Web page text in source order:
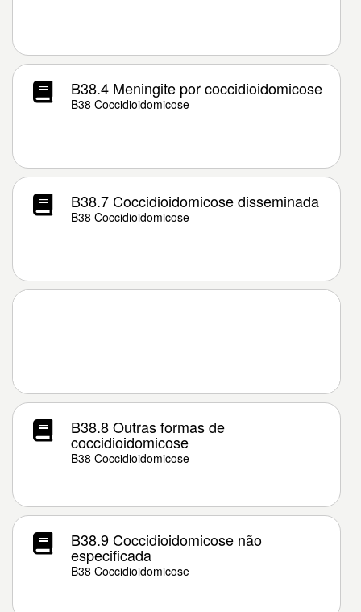
B38.4 Meningite por coccidioidomicose
B38 Coccidioidomicose
B38.7 Coccidioidomicose disseminada
B38 Coccidioidomicose
B38.8 Outras formas de
coccidioidomicose
B38 Coccidioidomicose
B38.9 Coccidioidomicose não
especificada
B38 Coccidioidomicose